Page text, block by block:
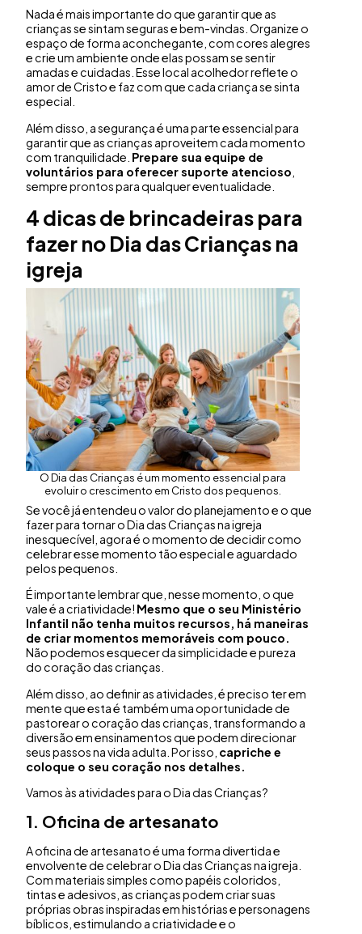
Nada é mais importante do que garantir que as
crianças se sintam seguras e bem-vindas. Organize o
espaço de forma aconchegante, com cores alegres
e crie um ambiente onde elas possam se sentir
amadas e cuidadas. Esse local acolhedor reflete o
amor de Cristo e faz com que cada criança se sinta
especial.
Além disso, a segurança é uma parte essencial para
garantir que as crianças aproveitem cada momento
com tranquilidade. Prepare sua equipe de
voluntários para oferecer suporte atencioso
sempre prontos para qualquer eventualidade.
4 dicas de brincadeiras para
fazer no Dia das Crianças na
igreja
O Dia das Crianças é um momento essencial para
evoluir o crescimento em Cristo dos pequenos.
Se você já entendeu o valor do planejamento e o que
fazer para tornar o Dia das Crianças na igreja
inesquecível, agora é o momento de decidir como
celebrar esse momento tão especial e aguardado
pelos pequenos.
É importante lembrar que, nesse momento, o que
vale é a criatividade! Mesmo que o seu Ministério
Infantil não tenha muitos recursos, há maneiras
de criar momentos memoráveis com pouco.
Não podemos esquecer da simplicidade e pureza
do coração das crianças.
Além disso, ao definir as atividades, é preciso ter em
mente que esta é também uma oportunidade de
pastorear o coração das crianças, transformando a
diversão em ensinamentos que podem direcionar
seus passos na vida adulta. Por isso, capriche e
coloque o seu coração nos detalhes.
Vamos às atividades para o Dia das Crianças?
1. Oficina de artesanato
A oficina de artesanato é uma forma divertida e
envolvente de celebrar o Dia das Crianças na igreja.
Com materiais simples como papéis coloridos,
tintas e adesivos, as crianças podem criar suas
próprias obras inspiradas em histórias e personagens
bíblicos, estimulando a criatividade e o